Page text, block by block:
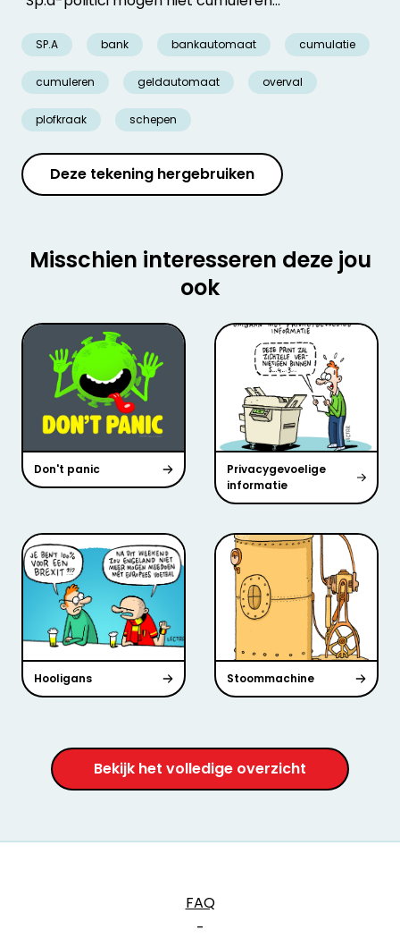
SP.A bank bankautomaat cumulatie
cumuleren geldautomaat overval
plofkraak schepen
Deze tekening hergebruiken
Misschien interesseren deze jou
ook
Don't panic
Privacygevoelige
informatie
Hooligans Stoommachine
Bekijk het volledige overzicht
FAQ
-